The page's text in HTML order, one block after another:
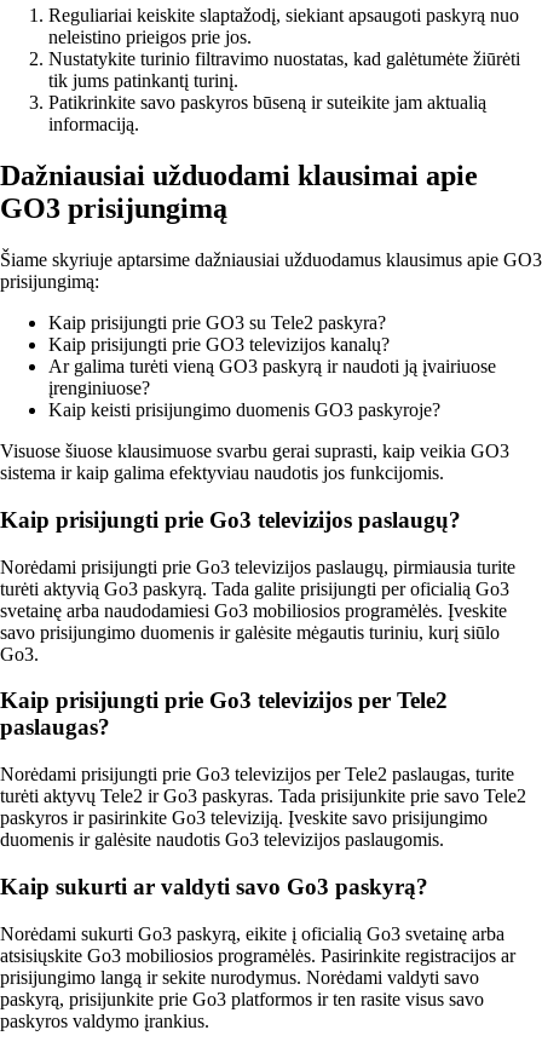
Reguliariai keiskite slaptažodį, siekiant apsaugoti paskyrą nuo
neleistino prieigos prie jos.
Nustatykite turinio filtravimo nuostatas, kad galėtumėte žiūrėti
tik jums patinkantį turinį.
Patikrinkite savo paskyros būseną ir suteikite jam aktualią
informaciją.
Dažniausiai užduodami klausimai apie
GO3 prisijungimą
Šiame skyriuje aptarsime dažniausiai užduodamus klausimus apie GO3
prisijungimą:
Kaip prisijungti prie GO3 su Tele2 paskyra?
Kaip prisijungti prie GO3 televizijos kanalų?
Ar galima turėti vieną GO3 paskyrą ir naudoti ją įvairiuose
įrenginiuose?
Kaip keisti prisijungimo duomenis GO3 paskyroje?
Visuose šiuose klausimuose svarbu gerai suprasti, kaip veikia GO3
sistema ir kaip galima efektyviau naudotis jos funkcijomis.
Kaip prisijungti prie Go3 televizijos paslaugų?
Norėdami prisijungti prie Go3 televizijos paslaugų, pirmiausia turite
turėti aktyvią Go3 paskyrą. Tada galite prisijungti per oficialią Go3
svetainę arba naudodamiesi Go3 mobiliosios programėlės. Įveskite
savo prisijungimo duomenis ir galėsite mėgautis turiniu, kurį siūlo
Go3.
Kaip prisijungti prie Go3 televizijos per Tele2
paslaugas?
Norėdami prisijungti prie Go3 televizijos per Tele2 paslaugas, turite
turėti aktyvų Tele2 ir Go3 paskyras. Tada prisijunkite prie savo Tele2
paskyros ir pasirinkite Go3 televiziją. Įveskite savo prisijungimo
duomenis ir galėsite naudotis Go3 televizijos paslaugomis.
Kaip sukurti ar valdyti savo Go3 paskyrą?
Norėdami sukurti Go3 paskyrą, eikite į oficialią Go3 svetainę arba
atsisiųskite Go3 mobiliosios programėlės. Pasirinkite registracijos ar
prisijungimo langą ir sekite nurodymus. Norėdami valdyti savo
paskyrą, prisijunkite prie Go3 platformos ir ten rasite visus savo
paskyros valdymo įrankius.